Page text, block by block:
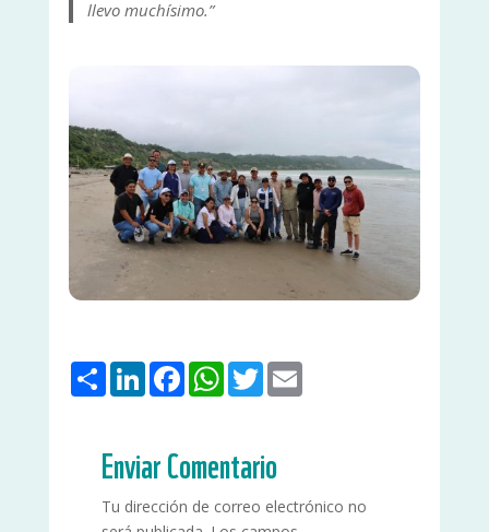
llevo muchísimo.”
ShareLinkedInFacebookWhatsApp
TwitterEmail
Enviar Comentario
Tu dirección de correo electrónico no